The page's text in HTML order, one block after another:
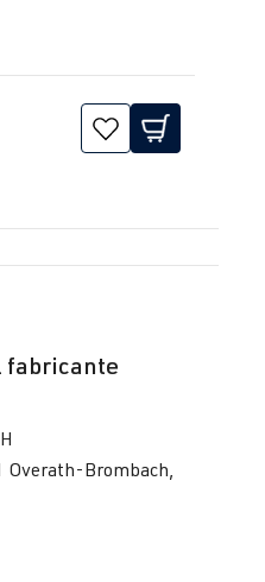
fabricante
Overath-Brombach,